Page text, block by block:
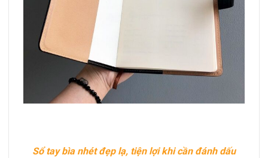
Sổ tay bìa nhét đẹp lạ, tiện lợi khi cần đánh dấu